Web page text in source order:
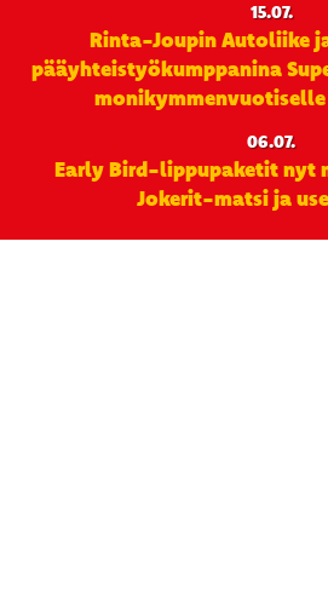
15.07.
Rinta-Joupin Autoliike
pääyhteistyökumppanina
06.07.
Early Bird-lippupaketit nyt
Jokerit-matsi ja